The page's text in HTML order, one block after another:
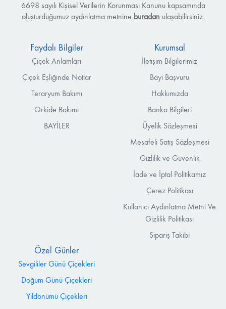
6698 sayılı Kişisel Verilerin Korunması Kanunu kapsamında
oluşturduğumuz aydınlatma metnine buradan ulaşabilirsiniz.
Faydalı Bilgiler
Çiçek Anlamları
Çiçek Eşliğinde Notlar
Teraryum Bakımı
Orkide Bakımı
BAYİLER
Kurumsal
İletişim Bilgilerimiz
Bayi Başvuru
Hakkımızda
Banka Bilgileri
Üyelik Sözleşmesi
Mesafeli Satış Sözleşmesi
Gizlilik ve Güvenlik
İade ve İptal Politikamız
Çerez Politikası
Kullanıcı Aydınlatma Metni Ve
Gizlilik Politikası
Sipariş Takibi
Özel Günler
Sevgililer Günü Çiçekleri
Doğum Günü Çiçekleri
Yıldönümü Çiçekleri